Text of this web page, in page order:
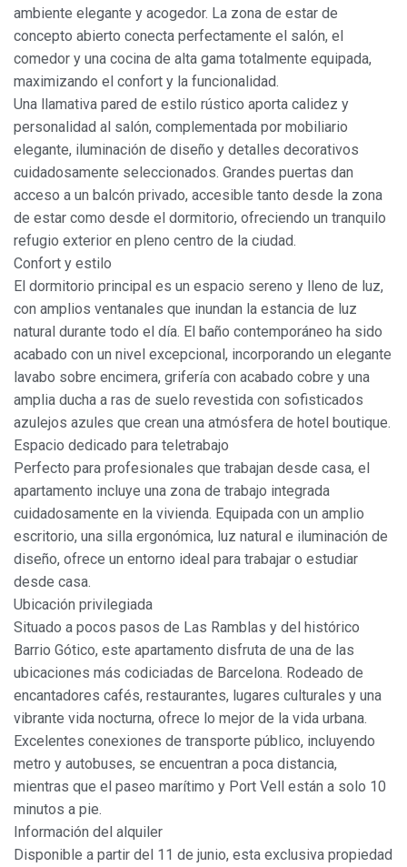
ambiente elegante y acogedor. La zona de estar de
concepto abierto conecta perfectamente el salón, el
comedor y una cocina de alta gama totalmente equipada,
maximizando el confort y la funcionalidad.
Una llamativa pared de estilo rústico aporta calidez y
personalidad al salón, complementada por mobiliario
elegante, iluminación de diseño y detalles decorativos
cuidadosamente seleccionados. Grandes puertas dan
acceso a un balcón privado, accesible tanto desde la zona
de estar como desde el dormitorio, ofreciendo un tranquilo
refugio exterior en pleno centro de la ciudad.
Confort y estilo
El dormitorio principal es un espacio sereno y lleno de luz,
con amplios ventanales que inundan la estancia de luz
natural durante todo el día. El baño contemporáneo ha sido
acabado con un nivel excepcional, incorporando un elegante
lavabo sobre encimera, grifería con acabado cobre y una
amplia ducha a ras de suelo revestida con sofisticados
azulejos azules que crean una atmósfera de hotel boutique.
Espacio dedicado para teletrabajo
Perfecto para profesionales que trabajan desde casa, el
apartamento incluye una zona de trabajo integrada
cuidadosamente en la vivienda. Equipada con un amplio
escritorio, una silla ergonómica, luz natural e iluminación de
diseño, ofrece un entorno ideal para trabajar o estudiar
desde casa.
Ubicación privilegiada
Situado a pocos pasos de Las Ramblas y del histórico
Barrio Gótico, este apartamento disfruta de una de las
ubicaciones más codiciadas de Barcelona. Rodeado de
encantadores cafés, restaurantes, lugares culturales y una
vibrante vida nocturna, ofrece lo mejor de la vida urbana.
Excelentes conexiones de transporte público, incluyendo
metro y autobuses, se encuentran a poca distancia,
mientras que el paseo marítimo y Port Vell están a solo 10
minutos a pie.
Información del alquiler
Disponible a partir del 11 de junio, esta exclusiva propiedad
Modificar cookies
Siempre activas
Este sitio web utiliza Cookies propias para recopilar
información con la finalidad de mejorar nuestros servicios.
Si continua navegando, supone la aceptación de la
instalación de las mismas. El usuario tiene la posibilidad
de configurar su navegador pudiendo, si así lo desea,
impedir que sean instaladas en su disco duro, aunque
deberá tener en cuenta que dicha acción podrá ocasionar
dificultades de navegación de la página web.
Analíticas y personalización
Permiten realizar el seguimiento y análisis del
comportamiento de los usuarios de este sitio web. La
información recogida mediante este tipo de cookies se
elaboración de perfiles de navegación de los usuarios con
el fin de introducir mejoras en función del análisis de los
datos de uso que hacen los usuarios del servicio. Permiten
guardar la información de preferencia del usuario para
mejorar la calidad de nuestros servicios y para ofrecer una
mejor experiencia a través de productos recomendados.
Marketing y publicidad
Estas cookies son utilizadas para almacenar información
sobre las preferencias y elecciones personales del usuario
a través de la observación continuada de sus hábitos de
navegación. Gracias a ellas, podemos conocer los hábitos
de navegación en el sitio web y mostrar publicidad
relacionada con el perfil de navegación del usuario.